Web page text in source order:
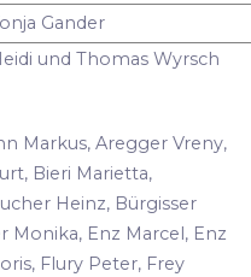
Gander
und Thomas Wyrsch
Markus, Aregger Vreny,
Bieri Marietta,
Heinz, Bürgisser
Monika, Enz Marcel, Enz
Flury Peter, Frey